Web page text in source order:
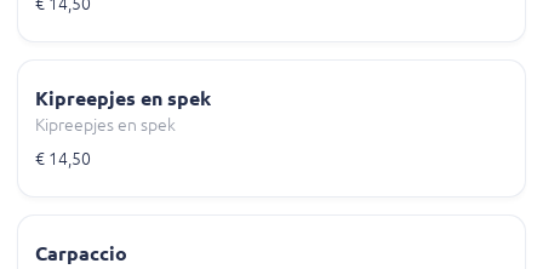
€ 14,50
Kipreepjes en spek
Kipreepjes en spek
€ 14,50
Carpaccio